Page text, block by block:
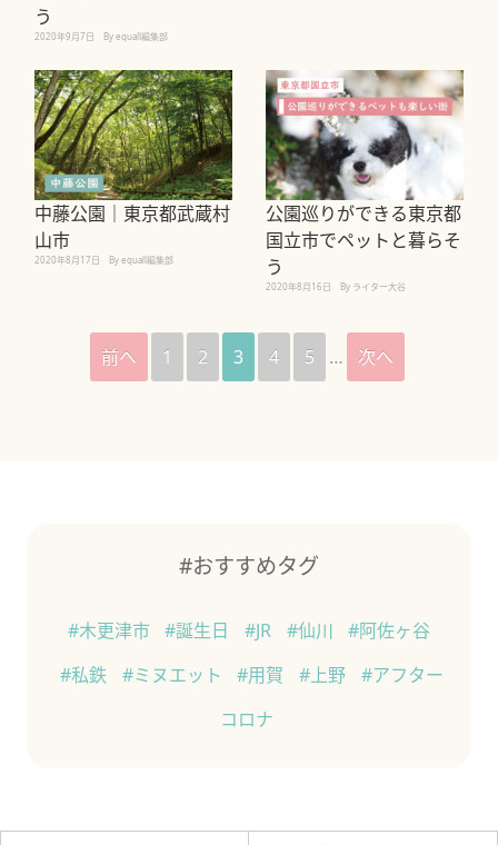
う
2020年9月7日 By equall編集部
中藤公園｜東京都武蔵村
山市
2020年8月17日 By equall編集部
公園巡りができる東京都
国立市でペットと暮らそ
う
2020年8月16日 By ライター大谷
前へ 1 2 3 4 5 … 次へ
#おすすめタグ
#木更津市 #誕生日 #JR #仙川
#阿佐ヶ谷
#私鉄
#ミヌエット #用賀 #上野
#アフター
コロナ